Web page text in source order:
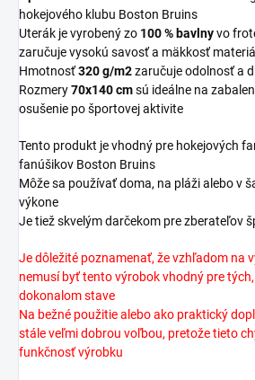
hokejového klubu Boston Bruins
Uterák je vyrobený zo 100 % bavlnyvo
zaručuje vysokú savosť a mäkkosť
Hmotnosť320 g/m2zaručuje odolnosť a
Rozmery70x140 cmsú ideálne na
osušenie po športovej aktivite
Tento produkt je vhodný pre hokejových
fanúšikov Boston Bruins
Môže sa používať doma, na pláži alebo v
výkone
Je tiež skvelým darčekom pre zberateľov
Je dôležité poznamenať, že vzhľadom na
nemusí byť tento výrobok vhodný pre
dokonalom stave
Na bežné použitie alebo ako praktický
stále veľmi dobrou voľbou, pretože tieto
funkčnosť výrobku